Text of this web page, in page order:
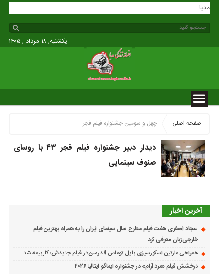
مدیا
یکشنبه, ۱۸ مرداد , ۱۴۰۵
صفحه اصلی چهل و سومین جشنواره فیلم فجر
دیدار دبیر جشنواره فیلم فجر ۴۳ با روسای
صنوف سینمایی
آخرین اخبار
سجاد اصغری هفت فیلم مطرح سال سینمای ایران را به همراه بهترین فیلم
خارجی‌زبان معرفی کرد
همراهی مارتین اسکورسیزی با پل توماس ٱندرسن در فیلم جدیدش؛ کار بیمه شد
درخشش فیلم «مرد آرام» در جشنواره ایماگو ایتالیا ۲۰۲۶